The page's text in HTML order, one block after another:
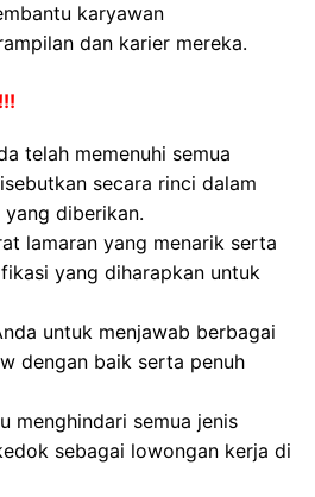
karyawan
dan karier mereka.
telah memenuhi semua
secara rinci dalam
diberikan.
lamaran yang menarik serta
yang diharapkan untuk
untuk menjawab berbagai
dengan baik serta penuh
menghindari semua jenis
sebagai lowongan kerja di